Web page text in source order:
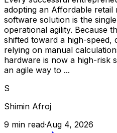
adopting an Affordable retail
software solution is the
operational agility. Because
shifted toward a high-speed,
relying on manual
hardware is now a high-risk
an agile way to ...
S
Shimin Afroj
9 min read·Aug 4, 2026